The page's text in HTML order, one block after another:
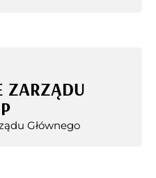
ZARZĄDU
Głównego